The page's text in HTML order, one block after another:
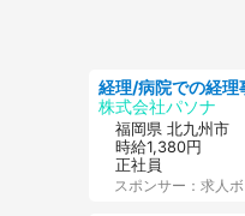
株式会社パソナ
福岡県 北九州市
時給1,380円
正社員
スポンサー：求人